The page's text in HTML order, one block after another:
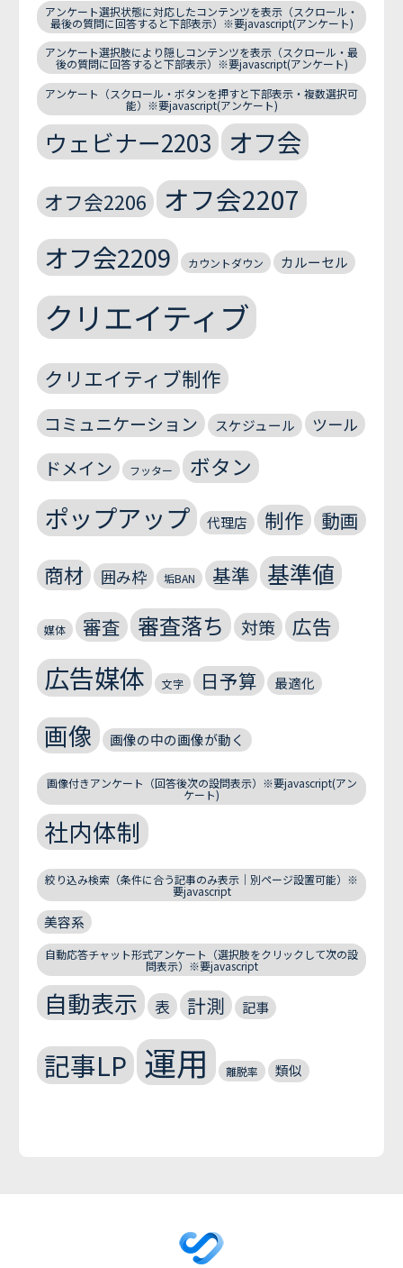
アンケート選択状態に対応したコンテンツを表示（スクロール・
最後の質問に回答すると下部表示）※要javascript(アンケート)
アンケート選択肢により隠しコンテンツを表示（スクロール・最
後の質問に回答すると下部表示）※要javascript(アンケート)
アンケート（スクロール・ボタンを押すと下部表示・複数選択可
能）※要javascript(アンケート)
ウェビナー2203 オフ会
オフ会2206 オフ会2207
オフ会2209 カウントダウン カルーセル
クリエイティブ
クリエイティブ制作
コミュニケーション スケジュール ツール
ドメイン フッター ボタン
ポップアップ 代理店 制作 動画
商材 囲み枠 垢BAN 基準 基準値
媒体 審査 審査落ち 対策 広告
広告媒体 文字 日予算 最適化
画像 画像の中の画像が動く
画像付きアンケート（回答後次の設問表示）※要javascript(アン
ケート)
社内体制
絞り込み検索（条件に合う記事のみ表示｜別ページ設置可能）※
要javascript
美容系
自動応答チャット形式アンケート（選択肢をクリックして次の設
問表示）※要javascript
自動表示 表 計測 記事
記事LP 運用 離脱率 類似